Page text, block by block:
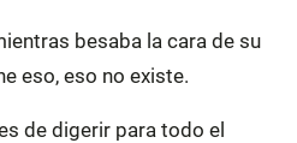
besaba la cara de su
eso, eso no existe.
de digerir para todo el